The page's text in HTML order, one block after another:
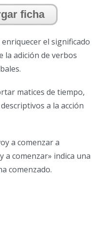
ficha
el significado
la adición de verbos
matices de tiempo,
a la acción
a comenzar a
a comenzar» indica una
comenzado.